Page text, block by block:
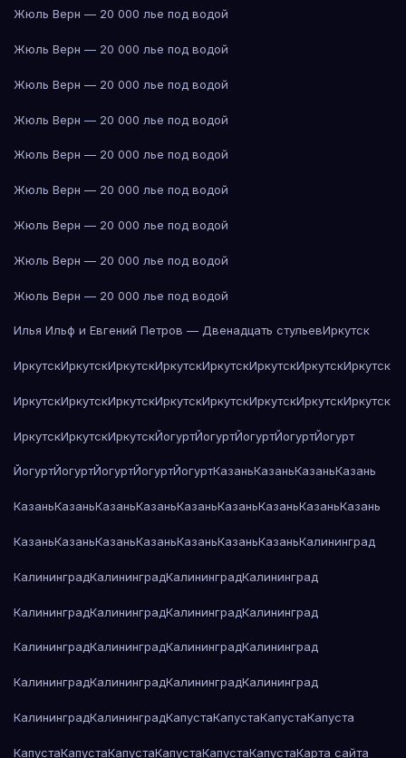
Жюль Верн — 20 000 лье под водой
Жюль Верн — 20 000 лье под водой
Жюль Верн — 20 000 лье под водой
Жюль Верн — 20 000 лье под водой
Жюль Верн — 20 000 лье под водой
Жюль Верн — 20 000 лье под водой
Жюль Верн — 20 000 лье под водой
Жюль Верн — 20 000 лье под водой
Жюль Верн — 20 000 лье под водой
Илья Ильф и Евгений Петров — Двенадцать стульевИркутск
ИркутскИркутскИркутскИркутскИркутскИркутскИркутскИркутск
ИркутскИркутскИркутскИркутскИркутскИркутскИркутскИркутск
ИркутскИркутскИркутскЙогуртЙогуртЙогуртЙогуртЙогурт
ЙогуртЙогуртЙогуртЙогуртЙогуртКазаньКазаньКазаньКазань
КазаньКазаньКазаньКазаньКазаньКазаньКазаньКазаньКазань
КазаньКазаньКазаньКазаньКазаньКазаньКазаньКалининград
КалининградКалининградКалининградКалининград
КалининградКалининградКалининградКалининград
КалининградКалининградКалининградКалининград
КалининградКалининградКалининградКалининград
КалининградКалининградКапустаКапустаКапустаКапуста
КапустаКапустаКапустаКапустаКапустаКапустаКарта сайта